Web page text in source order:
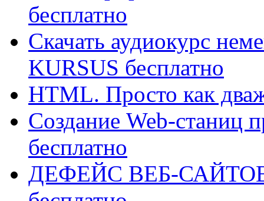
бесплатно
Скачать аудиокурс
KURSUS бесплатно
HTML. Просто как
Создание Web-станиц
бесплатно
ДЕФЕЙС ВЕБ-САЙТОВ